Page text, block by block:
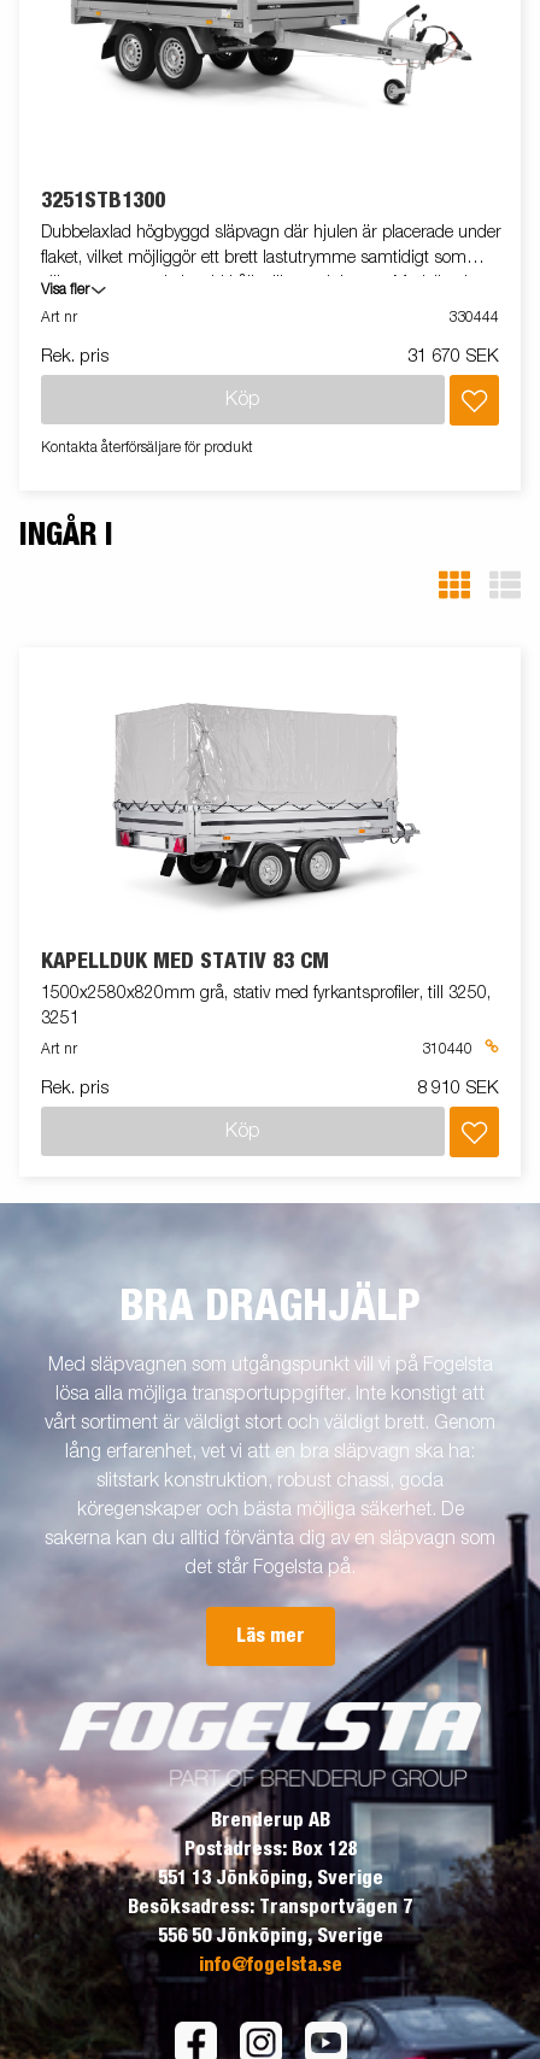
3251STB1300
Dubbelaxlad högbyggd släpvagn där hjulen är placerade under
flaket, vilket möjliggör ett brett lastutrymme samtidigt som
släpvagnens totala bredd hålls till ett minimum. Modellen har
uppfällbara fram- och bakpaneler. Vi erbjuder ett brett utbud av
bilden kan vara extrautrustad.
Visa fler
Art nr
330444
Rek. pris 31 670 SEK
Köp
Kontakta återförsäljare för produkt
INGÅR I
KAPELLDUK MED STATIV 83 CM
1500x2580x820mm grå, stativ med fyrkantsprofiler, till 3250,
3251
Art nr 310440
Rek. pris 8 910 SEK
Köp
BRA DRAGHJÄLP
Med släpvagnen som utgångspunkt vill vi på Fogelsta
lösa alla möjliga transportuppgifter. Inte konstigt att
vårt sortiment är väldigt stort och väldigt brett. Genom
lång erfarenhet, vet vi att en bra släpvagn ska ha:
slitstark konstruktion, robust chassi, goda
köregenskaper och bästa möjliga säkerhet. De
sakerna kan du alltid förvänta dig av en släpvagn som
det står Fogelsta på.
Läs mer
Brenderup AB
Postadress: Box 128
551 13 Jönköping, Sverige
Besöksadress: Transportvägen 7
556 50 Jönköping, Sverige
info@fogelsta.se